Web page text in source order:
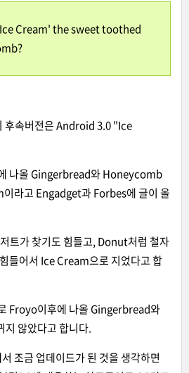
Cream' the sweet toothed
속버전은 Android 3.0 "Ice
나올 Gingerbread와 Honeycomb
라고 Engadget과 Forbes에 글이 올
트가 찾기도 힘들고, Donut처럼 철자
들어서 Ice Cream으로 지었다고 합
Froyo이후에 나올 Gingerbread와
않았다고 합니다.
조금 업데이드가 된 것을 생각하면